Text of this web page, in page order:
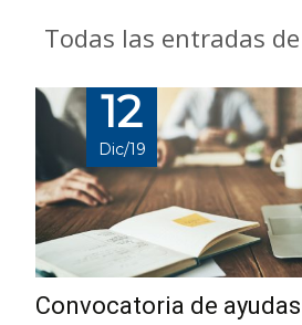
Todas las entradas de
12
Dic/19
Convocatoria de